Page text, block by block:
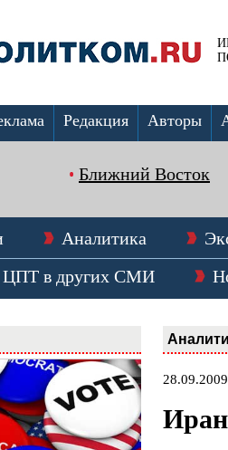
Редакция Авторы
Ближний Восток
Аналитика
ЦПТ в других СМИ